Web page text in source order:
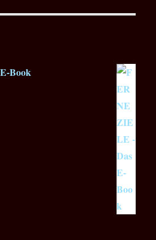
GE
SEIT
Book